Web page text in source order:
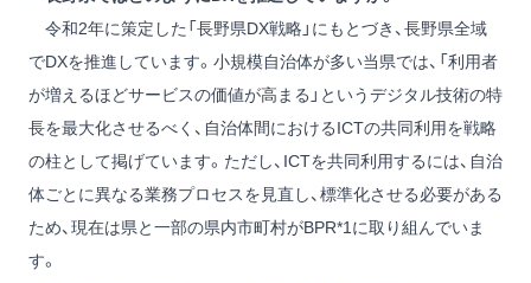
令和2年に策定した「長野県DX戦略」にもとづき、長野県全域
でDXを推進しています。小規模自治体が多い当県では、「利用者
が増えるほどサービスの価値が高まる」というデジタル技術の特
長を最大化させるべく、自治体間におけるICTの共同利用を戦略
の柱として掲げています。ただし、ICTを共同利用するには、自治
体ごとに異なる業務プロセスを見直し、標準化させる必要がある
ため、現在は県と一部の県内市町村がBPR*1に取り組んでいま
す。